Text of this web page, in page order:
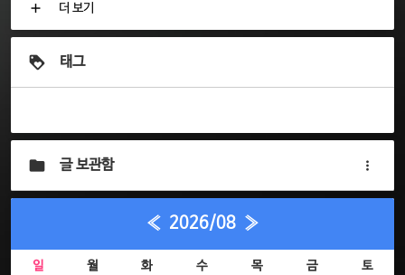
더 보기
태그
글 보관함
« 2026/08 »
일 월 화 수 목 금 토